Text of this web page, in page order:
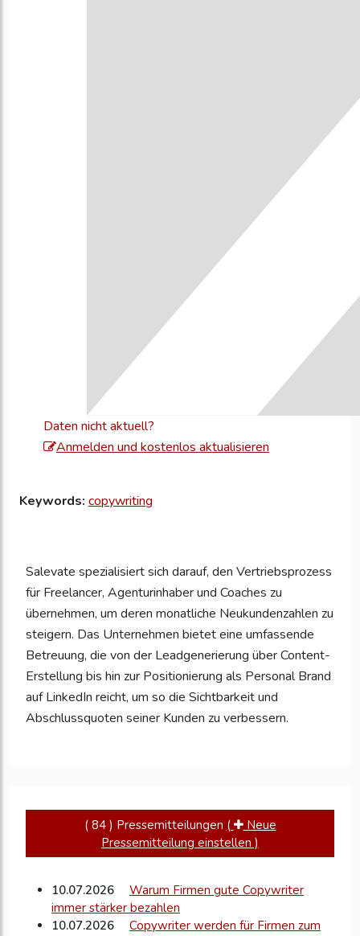
Daten nicht aktuell?
Anmelden und kostenlos aktualisieren
zu
aktualisieren
Keywords: copywriting
Salevate spezialisiert sich darauf, den Vertriebsprozess
für Freelancer, Agenturinhaber und Coaches zu
übernehmen, um deren monatliche Neukundenzahlen zu
steigern. Das Unternehmen bietet eine umfassende
Betreuung, die von der Leadgenerierung über Content-
Erstellung bis hin zur Positionierung als Personal Brand
auf LinkedIn reicht, um so die Sichtbarkeit und
Abschlussquoten seiner Kunden zu verbessern.
( 84 ) Pressemitteilungen (
Neue
Pressemitteilung einstellen )
10.07.2026
Warum Firmen gute Copywriter
immer stärker bezahlen
10.07.2026
Copywriter werden für Firmen zum